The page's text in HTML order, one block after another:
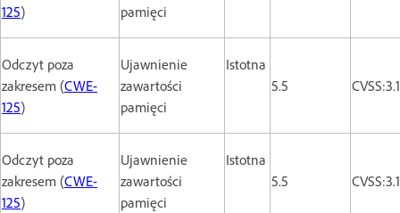
125)
pamięci
Odczyt poza
zakresem (CWE-
125)
Ujawnienie
zawartości
pamięci
Istotna
5.5
Odczyt poza
zakresem (CWE-
125)
Ujawnienie
zawartości
pamięci
Istotna
5.5